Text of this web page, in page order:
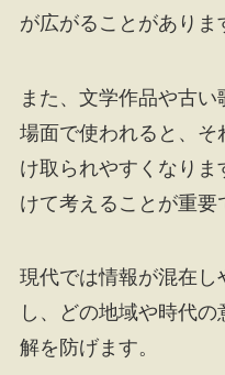
が広がることがありま
また、文学作品や古
場面で使われると、
け取られやすくなり
けて考えることが重要
現代では情報が混在
し、どの地域や時代
解を防げます。